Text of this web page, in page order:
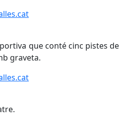
que conté cinc pistes de
graveta.